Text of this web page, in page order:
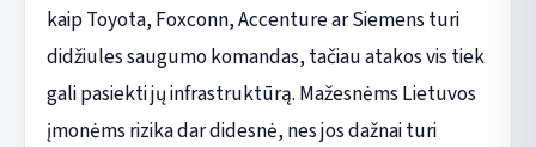
kaip Toyota, Foxconn, Accenture ar Siemens turi
didžiules saugumo komandas, tačiau atakos vis tiek
gali pasiekti jų infrastruktūrą. Mažesnėms Lietuvos
įmonėms rizika dar didesnė, nes jos dažnai turi